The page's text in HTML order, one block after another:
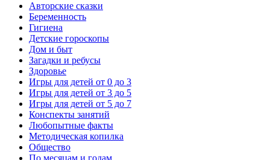
Авторские сказки
Беременность
Гигиена
Детские гороскопы
Дом и быт
Загадки и ребусы
Здоровье
Игры для детей от 0 до 3
Игры для детей от 3 до 5
Игры для детей от 5 до 7
Конспекты занятий
Любопытные факты
Методическая копилка
Общество